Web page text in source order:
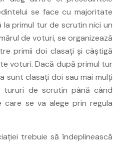
se face cu majoritate
la primul tur de scrutin nici un
de voturi, se organizează
primii doi clasaţi şi câştigă
voturi. Dacă după primul tur
sunt clasaţi doi sau mai mulţi
tururi de scrutin până când
se va alege prin regula
trebuie să îndeplinească